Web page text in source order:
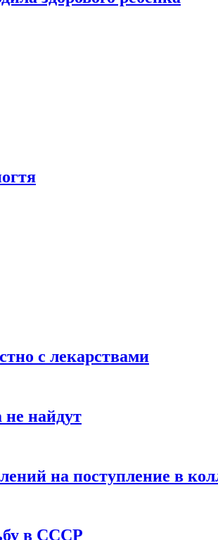
с лекарствами
найдут
на поступление в
в СССР